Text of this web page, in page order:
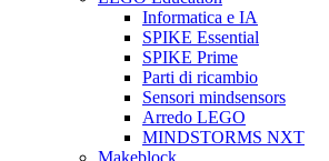
Informatica e IA
SPIKE Essential
SPIKE Prime
Parti di ricambio
Sensori mindsensors
Arredo LEGO
MINDSTORMS NXT
Makeblock